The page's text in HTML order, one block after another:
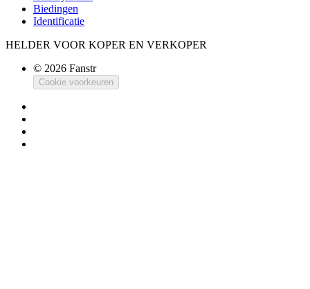
Biedingen
Identificatie
HELDER VOOR KOPER EN VERKOPER
© 2026 Fanstr
Cookie voorkeuren